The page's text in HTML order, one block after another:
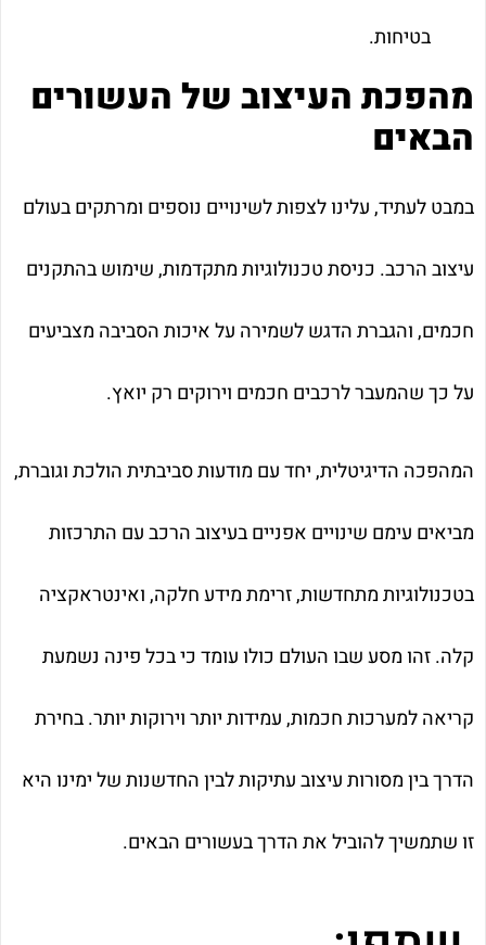
בטיחות.
מהפכת העיצוב של העשורים
הבאים
במבט לעתיד, עלינו לצפות לשינויים נוספים ומרתקים בעולם
עיצוב הרכב. כניסת טכנולוגיות מתקדמות, שימוש בהתקנים
חכמים, והגברת הדגש לשמירה על איכות הסביבה מצביעים
על כך שהמעבר לרכבים חכמים וירוקים רק יואץ.
המהפכה הדיגיטלית, יחד עם מודעות סביבתית הולכת וגוברת,
מביאים עימם שינויים אפניים בעיצוב הרכב עם התרכזות
בטכנולוגיות מתחדשות, זרימת מידע חלקה, ואינטראקציה
קלה. זהו מסע שבו העולם כולו עומד כי בכל פינה נשמעת
קריאה למערכות חכמות, עמידות יותר וירוקות יותר. בחירת
הדרך בין מסורות עיצוב עתיקות לבין החדשנות של ימינו היא
זו שתמשיך להוביל את הדרך בעשורים הבאים.